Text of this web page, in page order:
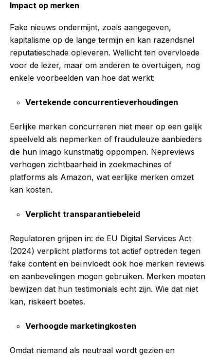
Impact op merken
Fake nieuws ondermijnt, zoals aangegeven,
kapitalisme op de lange termijn en kan razendsnel
reputatieschade opleveren. Wellicht ten overvloede
voor de lezer, maar om anderen te overtuigen, nog
enkele voorbeelden van hoe dat werkt:
Vertekende concurrentieverhoudingen
Eerlijke merken concurreren niet meer op een gelijk
speelveld als nepmerken of frauduleuze aanbieders
die hun imago kunstmatig oppompen. Nepreviews
verhogen zichtbaarheid in zoekmachines of
platforms als Amazon, wat eerlijke merken omzet
kan kosten.
Verplicht transparantiebeleid
Regulatoren grijpen in: de EU Digital Services Act
(2024) verplicht platforms tot actief optreden tegen
fake content en beïnvloedt ook hoe merken reviews
en aanbevelingen mogen gebruiken. Merken moeten
bewijzen dat hun testimonials echt zijn. Wie dat niet
kan, riskeert boetes.
Verhoogde marketingkosten
Omdat niemand als neutraal wordt gezien en